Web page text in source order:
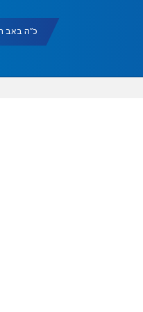
כ"ה באב תשפ"ו